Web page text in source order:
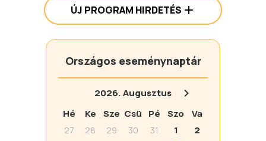
ÚJ PROGRAM HIRDETÉS
Országos eseménynaptár
2026.Augusztus
Hé
Ke Sze Csü Pé Szo
Va
27
28 29 30 31 1
2